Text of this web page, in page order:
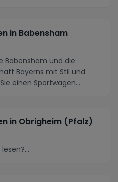
in Babensham
Babensham und die
Bayerns mit Stil und
einen Sportwagen
in Obrigheim (Pfalz)